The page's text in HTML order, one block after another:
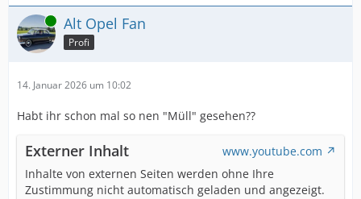
Online Alt Opel Fan
Profi
14. Januar 2026 um 10:02
Habt ihr schon mal so nen "Müll" gesehen??
Externer Inhalt
www.youtube.com
Inhalte von externen Seiten werden ohne Ihre
Zustimmung nicht automatisch geladen und angezeigt.